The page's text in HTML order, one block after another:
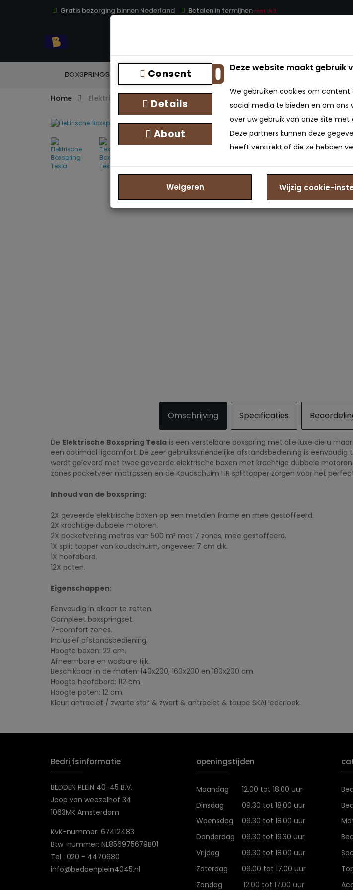
Gratis bezorging binnen Nederland Betalen in termijnenmet IN3
BOXSPRINGS MATRASSEN
Home Elektrische Boxspring Tesla
Omschrijving Specificaties
De Elektrische Boxspring Tesla is een verstelbare boxspring met alle luxe die u
een optimaal ligcomfort. De zeer gebruiksvriendelijke afstandsbediening is
wordt geleverd met twee geveerde elektrische boxen met krachtige dubbele
zones pocketveer matrassen en de Koudschuim HR splittopper zorgen voor het
Inhoud van de boxspring:
2X geveerde elektrische boxen op een metalen frame en mee gestoffeerd.
2X krachtige dubbele motoren.
2X pocketvering matras van 500 m² met 7 zones, mee gestoffeerd.
1X split topper van koudschuim, ongeveer 7 cm dik.
1X hoofdbord.
12X poten.
Eigenschappen:
Eenvoudig in elkaar te zetten.
Compleet boxspringset.
7-comfort zones.
Inclusief afstandsbediening.
Hoogte boxen: 22 cm.
Afneembare en wasbare tijk.
Beschikbaar in de maten: 140x200, 160x200 en 180x200 cm.
Hoogte hoofdbord: 112 cm.
Hoogte poten: 12 cm.
Kleur: antraciet / zwarte stof & zwart & antraciet & taupe SKAI lederlook.
Bedrijfsinformatie
BEDDEN PLEIN 40-45 B.V.
Joop van weezelhof 34
1063MK Amsterdam
KvK-nummer: 67412483
Btw-nummer: NL856975679B01
Tel : 020 - 4470680
info@beddenplein4045.nl
openingstijden
Maandag
12.00 tot 18.00 uur
Dinsdag
09.30 tot 18.00 uur
Woensdag
09.30 tot 18.00 uur
Donderdag
09.30 tot 19.30 uur
Vrijdag
09.30 tot 18.00 uur
Zaterdag
09.00 tot 17.00 uur
Zondag
12.00 tot 17.00 uur
Consent
Details
About
Deze website maakt gebruik
We gebruiken cookies om
social media te bieden en om ons
over uw gebruik van onze site
Deze partners kunnen deze
heeft verstrekt of die ze hebben
Weigeren Wijzig cookie-